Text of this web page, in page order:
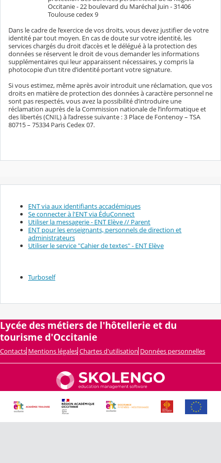
Occitanie - 22 boulevard du Maréchal Juin - 31406
Toulouse cedex 9
Dans le cadre de l’exercice de vos droits, vous devez justifier de votre
identité par tout moyen. En cas de doute sur votre identité, les
services chargés du droit d’accès et le délégué à la protection des
données se réservent le droit de vous demander les informations
supplémentaires qui leur apparaissent nécessaires, y compris la
photocopie d’un titre d’identité portant votre signature.
Si vous estimez, même après avoir introduit une réclamation, que vos
droits en matière de protection des données à caractère personnel ne
sont pas respectés, vous avez la possibilité d’introduire une
réclamation auprès de la Commission nationale de l’informatique et
des libertés (CNIL) à l’adresse suivante : 3 Place de Fontenoy – TSA
80715 – 75334 Paris Cedex 07.
ENT via aux identifiants accadémiques
Se connecter à l'ENT via ÉduConnect
Utiliser la messagerie - ENT Elève // Parent
ENT pour les enseignants, personnels de direction et
administrateurs
Utiliser le service "Cahier de textes" - ENT Elève
Turboself
Lycée des métiers de l'hôtellerie et du
tourisme d'Occitanie
Contacts Mentions légales Chartes d'utilisation Données personnelles